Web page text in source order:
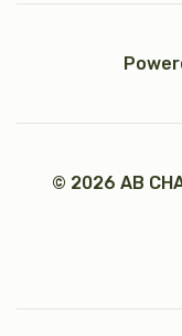
© 2026 AB